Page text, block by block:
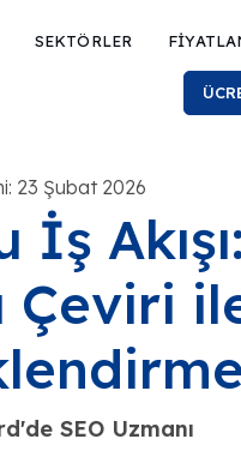
SEKTÖRLER
23 Şubat 2026
Çeviri
SEO Uzmanı